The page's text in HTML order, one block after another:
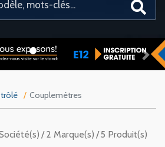
Couplemètres
5 Produit(s)
2 Marque(s)